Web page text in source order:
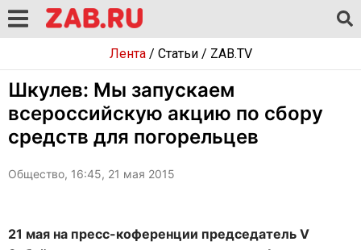
Лента/ Статьи/ ZAB.TV
Шкулев: Мы запускаем
всероссийскую акцию по сбору
средств для погорельцев
Общество, 16:45, 21 мая 2015
21 мая на пресс-коференции председатель V